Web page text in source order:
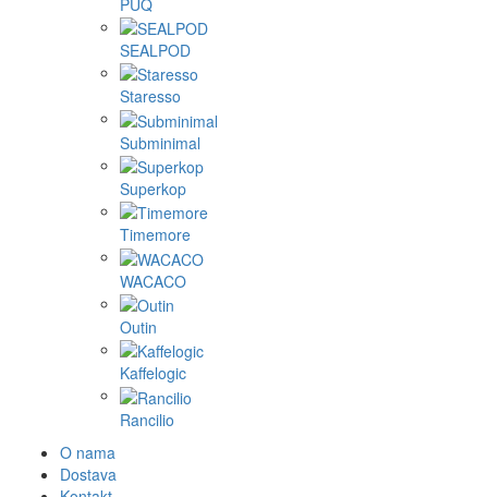
SEALPOD
Staresso
Subminimal
Superkop
Timemore
WACACO
Outin
Kaffelogic
Rancilio
O nama
Dostava